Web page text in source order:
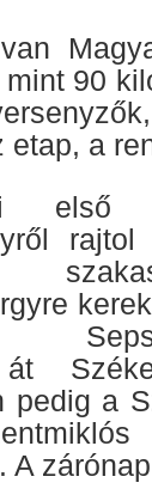
90
etap, a
át
pedig a
A